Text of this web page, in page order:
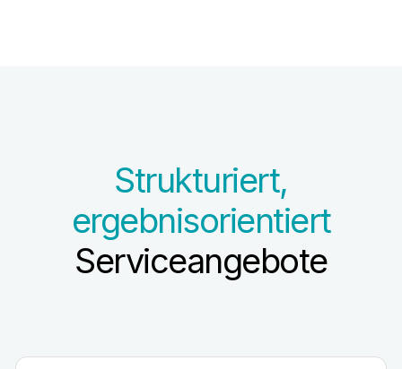
Strukturiert,
ergebnisorientiert
Serviceangebote